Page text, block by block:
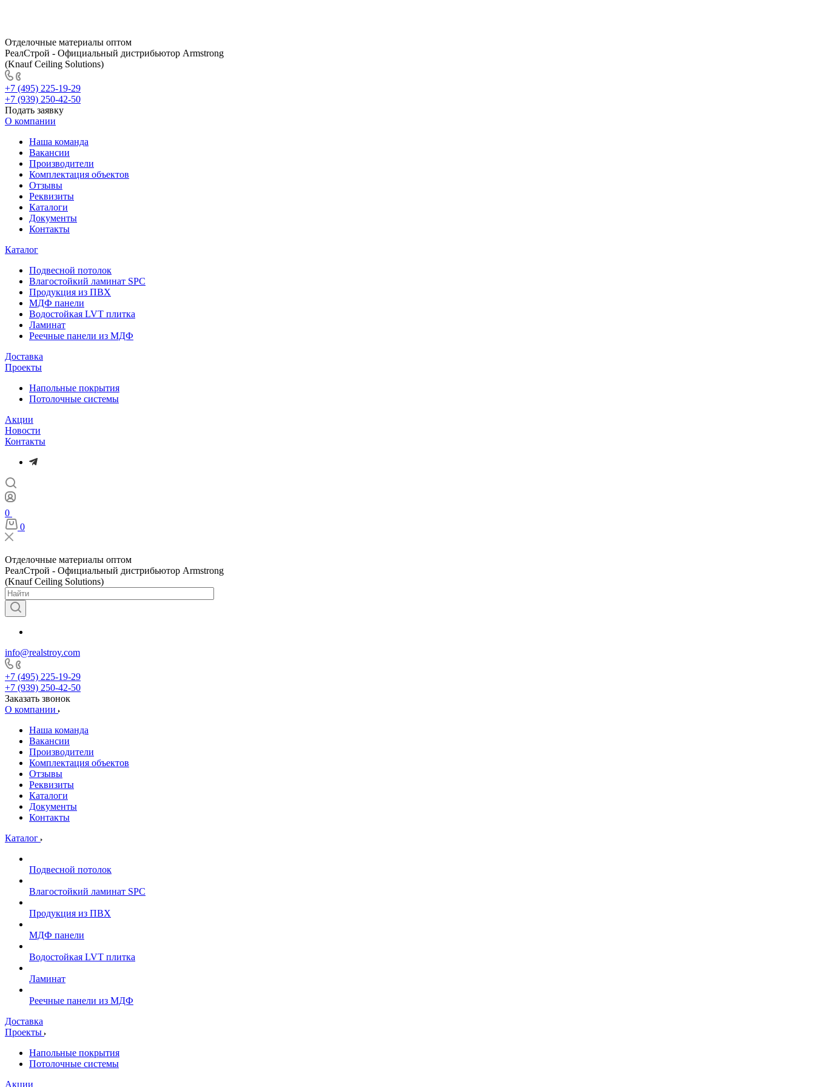
Отделочные материалы оптом
РеалСтрой - Официальный дистрибьютор Armstrong
(Knauf Ceiling Solutions)
+7 (495) 225-19-29
+7 (939) 250-42-50
Подать заявку
О компании
Наша команда
Вакансии
Производители
Комплектация объектов
Отзывы
Реквизиты
Каталоги
Документы
Контакты
Каталог
Подвесной потолок
Влагостойкий ламинат SPC
Продукция из ПВХ
МДФ панели
Водостойкая LVT плитка
Ламинат
Реечные панели из МДФ
Доставка
Проекты
Напольные покрытия
Потолочные системы
Акции
Новости
Контакты
0
0
Отделочные материалы оптом
РеалСтрой - Официальный дистрибьютор Armstrong
(Knauf Ceiling Solutions)
info@realstroy.com
+7 (495) 225-19-29
+7 (939) 250-42-50
Заказать звонок
О компании
Наша команда
Вакансии
Производители
Комплектация объектов
Отзывы
Реквизиты
Каталоги
Документы
Контакты
Каталог
Подвесной потолок
Влагостойкий ламинат SPC
Продукция из ПВХ
МДФ панели
Водостойкая LVT плитка
Ламинат
Реечные панели из МДФ
Доставка
Проекты
Напольные покрытия
Потолочные системы
Акции